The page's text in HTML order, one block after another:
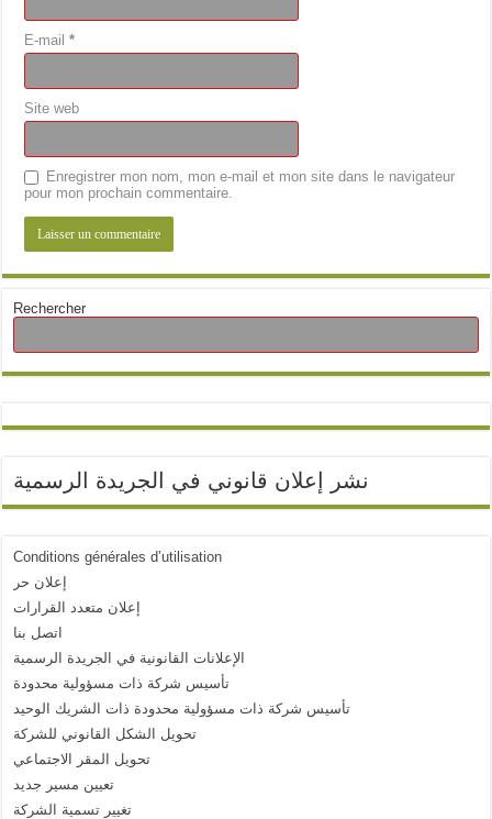
E-mail*
Site web
Enregistrer mon nom, mon e-mail et mon site dans le navigateur
pour mon prochain commentaire.
Rechercher
نشر إعلان قانوني في الجريدة الرسمية
Conditions générales d’utilisation
إعلان حر
إعلان متعدد القرارات
اتصل بنا
الإعلانات القانونية في الجريدة الرسمية
تأسيس شركة ذات مسؤولية محدودة
تأسيس شركة ذات مسؤولية محدودة ذات الشريك الوحيد
تحويل الشكل القانوني للشركة
تحويل المقر الاجتماعي
تعيين مسير جديد
تغيير تسمية الشركة